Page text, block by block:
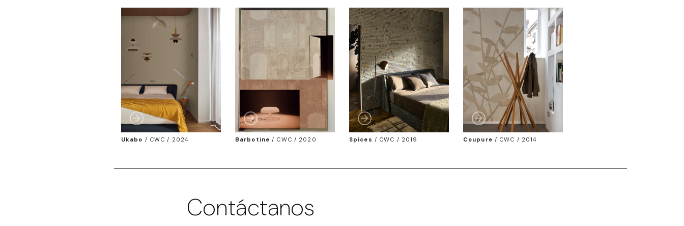
Ukabo / CWC / 2024 Barbotine / CWC / 2020 Spices / CWC / 2019 Coupure / CWC / 2014
Contáctanos